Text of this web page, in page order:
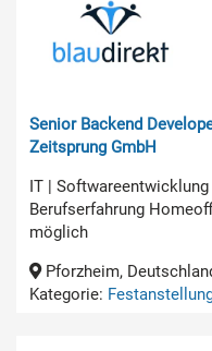
Senior Backend
Zeitsprung GmbH
IT |
Berufserfahrung
möglich
Pforzheim,
Kategorie: